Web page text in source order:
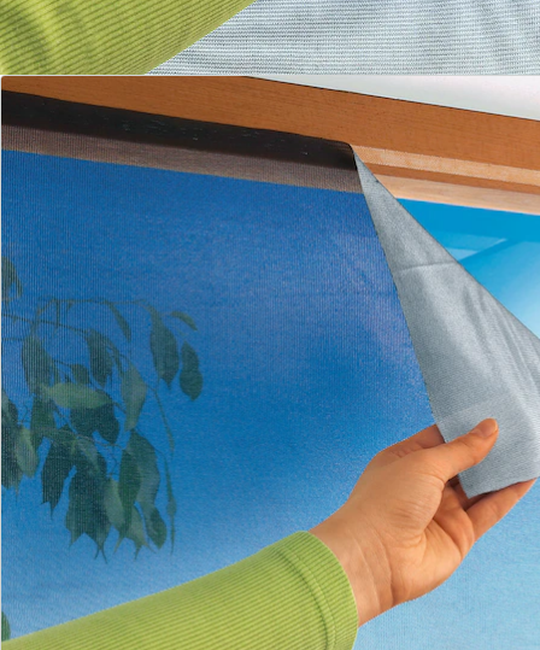
gewünschte Größe zu und drücken Sie es gegen den
Klettverschluss. Jetzt sollten sowohl Mücken als auch
Sonnenstrahlen draußen bleiben!
Details
Hinweise & Hersteller
Bewertungen
Bestellschein